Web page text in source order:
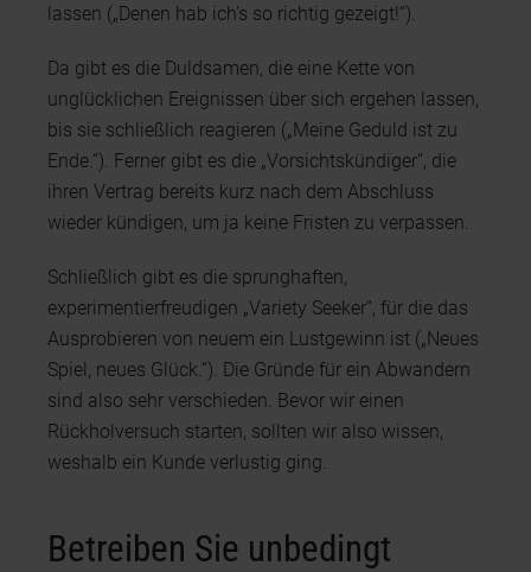
lassen („Denen hab ich’s so richtig gezeigt!“).
Da gibt es die Duldsamen, die eine Kette von
unglücklichen Ereignissen über sich ergehen lassen,
bis sie schließlich reagieren („Meine Geduld ist zu
Ende.“). Ferner gibt es die „Vorsichtskündiger“, die
ihren Vertrag bereits kurz nach dem Abschluss
wieder kündigen, um ja keine Fristen zu verpassen.
Schließlich gibt es die sprunghaften,
experimentierfreudigen „Variety Seeker“, für die das
Ausprobieren von neuem ein Lustgewinn ist („Neues
Spiel, neues Glück.“). Die Gründe für ein Abwandern
sind also sehr verschieden. Bevor wir einen
Rückholversuch starten, sollten wir also wissen,
weshalb ein Kunde verlustig ging.
Betreiben Sie unbedingt